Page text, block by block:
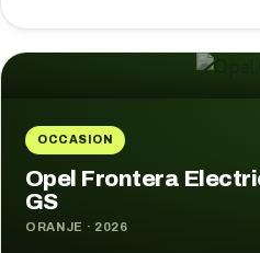
OCCASION
Opel Frontera
GS
ORANJE · 2026